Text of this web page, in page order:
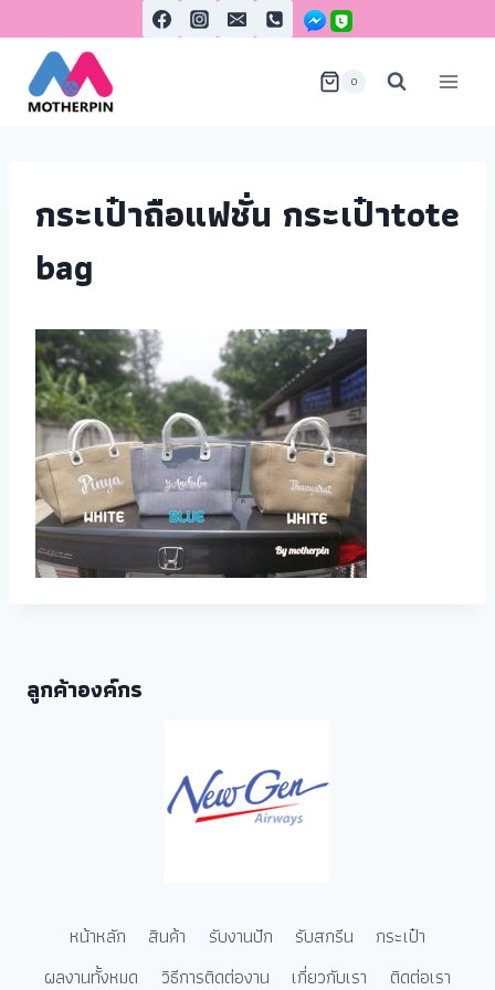
0
กระเป๋าถือแฟชั่น กระเป๋าtote
bag
ลูกค้าองค์กร
หน้าหลัก สินค้า รับงานปัก รับสกรีน
กระเป๋า
ผลงานทั้งหมด
วิธีการติดต่องาน เกี่ยวกับเรา ติดต่อเรา